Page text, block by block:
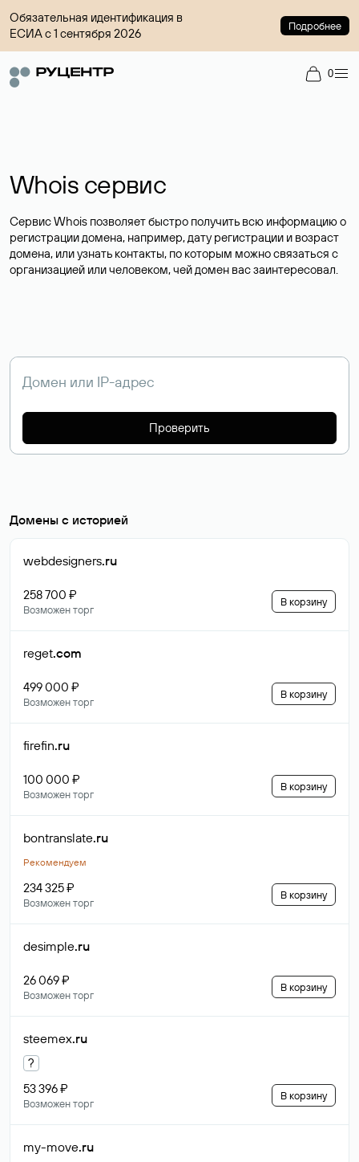
Обязательная идентификация в
ЕСИА с 1 сентября 2026
Подробнее
0
Whois сервис
Сервис Whois позволяет быстро получить всю информацию о
регистрации домена, например, дату регистрации и возраст
домена, или узнать контакты, по которым можно связаться с
организацией или человеком, чей домен вас заинтересовал.
Проверить
Домены с историей
webdesigners.ru
258 700 ₽
Возможен торг
В корзину
reget.com
499 000 ₽
Возможен торг
В корзину
firefin.ru
100 000 ₽
Возможен торг
В корзину
bontranslate.ru
Рекомендуем
234 325 ₽
Возможен торг
В корзину
desimple.ru
26 069 ₽
Возможен торг
В корзину
steemex.ru
?
53 396 ₽
Возможен торг
В корзину
my-move.ru